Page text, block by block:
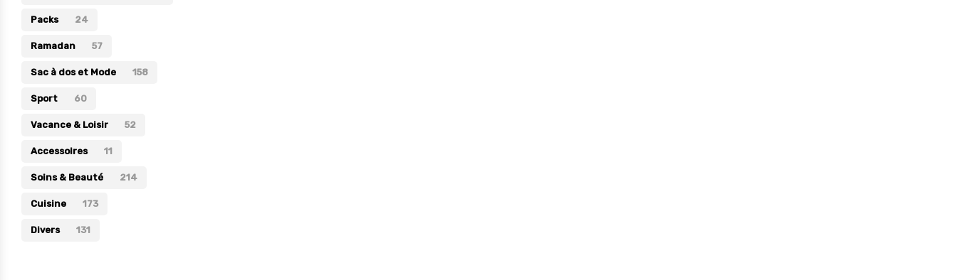
Divers
Packs 24
Ramadan 57
Sac à dos et Mode 158
Sport 60
Vacance & Loisir 52
Accessoires 11
Soins & Beauté 214
Cuisine 173
Divers 131